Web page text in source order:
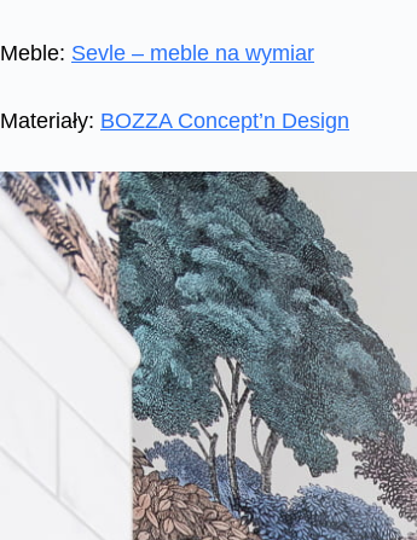
Meble: Sevle – meble na wymiar
Materiały: BOZZA Concept’n Design